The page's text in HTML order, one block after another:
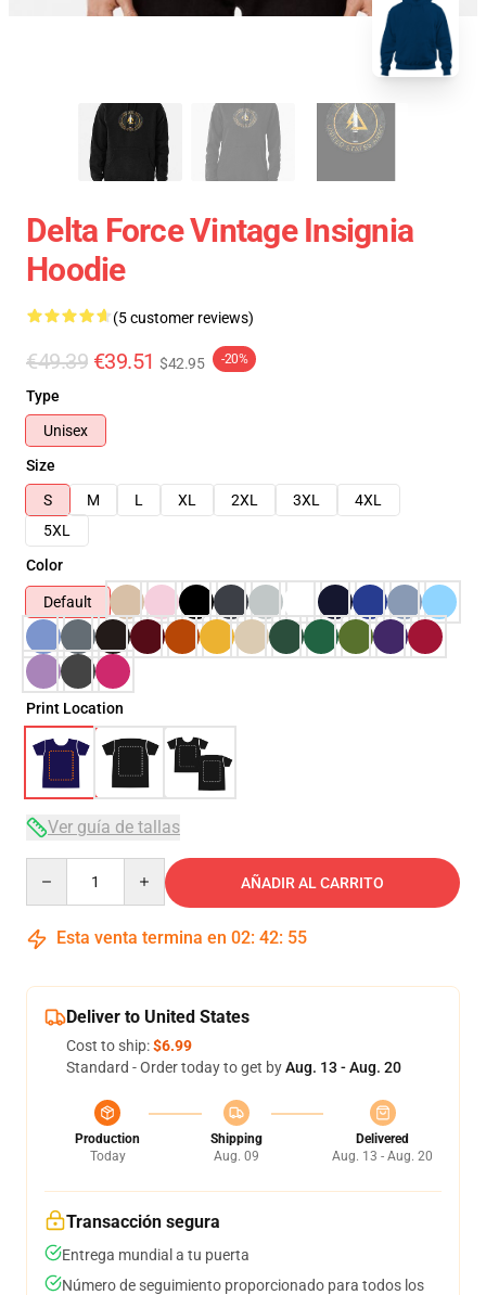
Delta Force Vintage Insignia
Hoodie
(5 customer reviews)
€49.39 €39.51 $42.95 -20%
Type
Unisex
Size
S
M L XL 2XL 3XL
4XL
5XL
Color
Default
Print Location
Ver guía de tallas
AÑADIR AL CARRITO
Esta venta termina en 02: 42: 54
Deliver to United States
Cost to ship:$6.99
Standard - Order today to get byAug. 13 - Aug. 20
Production
Today
Shipping
Aug. 09
Delivered
Aug. 13 - Aug. 20
Transacción segura
Entrega mundial a tu puerta
Número de seguimiento proporcionado para todos los